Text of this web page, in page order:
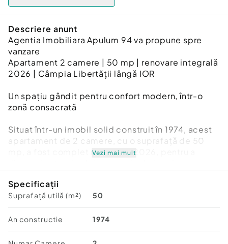
Descriere anunt
Agentia Imobiliara Apulum 94 va propune spre
vanzare
Apartament 2 camere | 50 mp | renovare integrală
2026 | Câmpia Libertății lângă IOR
Un spațiu gândit pentru confort modern, într-o
zonă consacrată
Situat într-un imobil solid construit în 1974, acest
apartament de 2 camere, cu o suprafață de 50
mp, a fost complet renovat în 2026, pentru a
Design & finisaje
* Renovare integrală, cu înlocuirea tuturor
instalațiilor
* Parchet SPC – estetic, durabil, ușor de întreținut
* Finisaje moderne, în tonuri echilibrate
Vezi mai mult
Specificații
Suprafață utilă (m²) 50
An constructie 1974